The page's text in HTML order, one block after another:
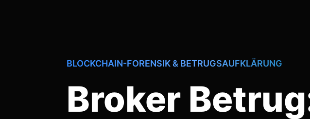
BLOCKCHAIN-FORENSIK & BETRUGSAUFKLÄRUNG
Broker